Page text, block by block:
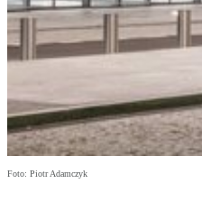
Foto: Piotr Adamczyk